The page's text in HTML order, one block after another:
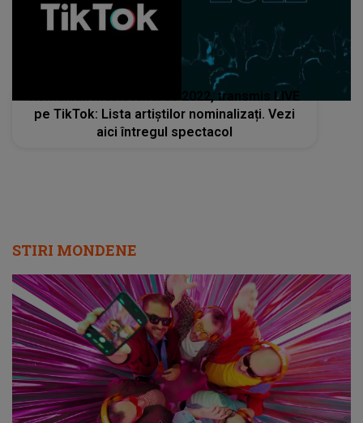
Romanian Music Awards 2022, transmis LIVE
pe TikTok: Lista artiștilor nominalizați. Vezi
aici întregul spectacol
STIRI MONDENE